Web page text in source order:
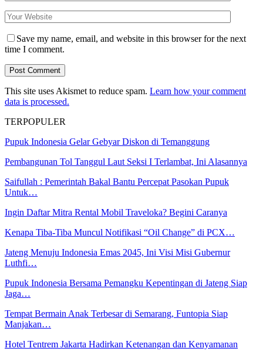
Save my name, email, and website in this browser for the next
time I comment.
This site uses Akismet to reduce spam. Learn how your comment
data is processed.
TERPOPULER
Pupuk Indonesia Gelar Gebyar Diskon di Temanggung
Pembangunan Tol Tanggul Laut Seksi I Terlambat, Ini Alasannya
Saifullah : Pemerintah Bakal Bantu Percepat Pasokan Pupuk
Untuk…
Ingin Daftar Mitra Rental Mobil Traveloka? Begini Caranya
Kenapa Tiba-Tiba Muncul Notifikasi “Oil Change” di PCX…
Jateng Menuju Indonesia Emas 2045, Ini Visi Misi Gubernur
Luthfi…
Pupuk Indonesia Bersama Pemangku Kepentingan di Jateng Siap
Jaga…
Tempat Bermain Anak Terbesar di Semarang, Funtopia Siap
Manjakan…
Hotel Tentrem Jakarta Hadirkan Ketenangan dan Kenyamanan